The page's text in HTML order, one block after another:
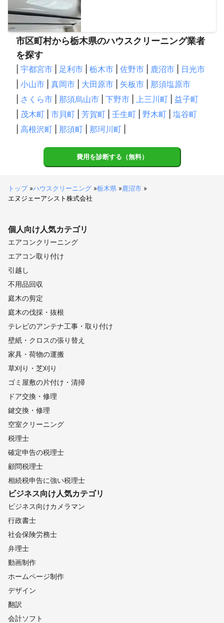
市区町村から栃木県のハウスクリーニング業者
を探す
宇都宮市 足利市 栃木市 佐野市 鹿沼市
日光市
小山市 真岡市 大田原市 矢板市
那須塩原市
さくら市 那須烏山市 下野市 上三川町
益子町
茂木町 市貝町 芳賀町 壬生町 野木町
塩谷町
高根沢町 那須町 那珂川町
費用を診断する（無料）
トップ»ハウスクリーニング »栃木県 »鹿沼市 »
エヌジェーアシスト株式会社
個人向け人気カテゴリ
エアコンクリーニング
エアコン取り付け
引越し
不用品回収
庭木の剪定
庭木の伐採・抜根
テレビのアンテナ工事・取り付け
壁紙・クロスの張り替え
家具・荷物の運搬
草刈り・芝刈り
ゴミ屋敷の片付け・清掃
ドア交換・修理
鍵交換・修理
空室クリーニング
税理士
確定申告の税理士
顧問税理士
相続税申告に強い税理士
ビジネス向け人気カテゴリ
ビジネス向けカメラマン
行政書士
社会保険労務士
弁理士
動画制作
ホームページ制作
デザイン
翻訳
会計ソフト